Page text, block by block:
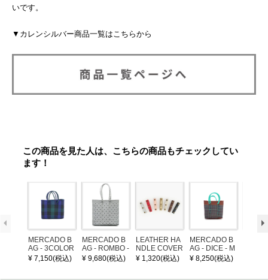
いです。
▼カレンシルバー商品一覧はこちらから
この商品を見た人は、こちらの商品もチェックしてい
ます！
MERCADO B
AG - 3COLOR
S CHECK - Bl
ack / Dark Gre
¥ 7,150(税込)
MERCADO B
AG - ROMBO -
LONG HANDL
E - Silver / Whi
¥ 9,680(税込)
LEATHER HA
NDLE COVER
¥ 1,320(税込)
MERCADO B
AG - DICE - M
OSAIC - Copp
er / Navy / Mint
¥ 8,250(税込)